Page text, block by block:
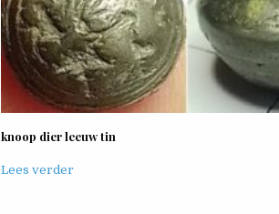
knoop dier leeuw tin
Lees verder